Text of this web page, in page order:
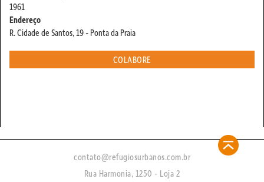
1961
Endereço
R. Cidade de Santos, 19 - Ponta da Praia
COLABORE
contato@refugiosurbanos.com.br
Rua Harmonia, 1250 - Loja 2